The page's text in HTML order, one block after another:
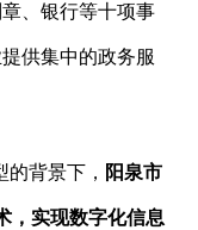
、银行等十项事
供集中的政务服
背景下， 阳泉市
，实现数字化信息